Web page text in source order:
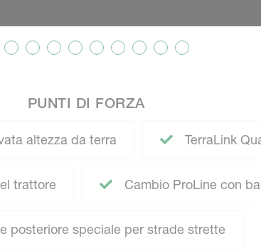
PUNTI DI FORZA
altezza da terra TerraLink
trattore Cambio ProLine con
posteriore speciale per strade strette